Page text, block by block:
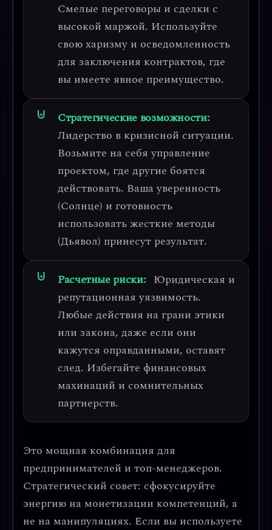
Смелые переговоры и сделки с
высокой маржой. Используйте
свою харизму и осведомленность
для заключения контрактов, где
вы имеете явное преимущество.
Стратегические возможности:
Лидерство в кризисной ситуации.
Возьмите на себя управление
проектом, где другие боятся
действовать. Ваша уверенность
(Солнце) и готовность
использовать жесткие методы
(Дьявол) принесут результат.
Расчетные риски: Юридическая и
репутационная уязвимость.
Любые действия на грани этики
или закона, даже если они
кажутся оправданными, оставят
след. Избегайте финансовых
махинаций и сомнительных
партнерств.
Это мощная комбинация для
предпринимателей и топ-менеджеров.
Стратегический совет: сфокусируйте
энергию на монетизации компетенций, а
не на манипуляциях. Если вы используете